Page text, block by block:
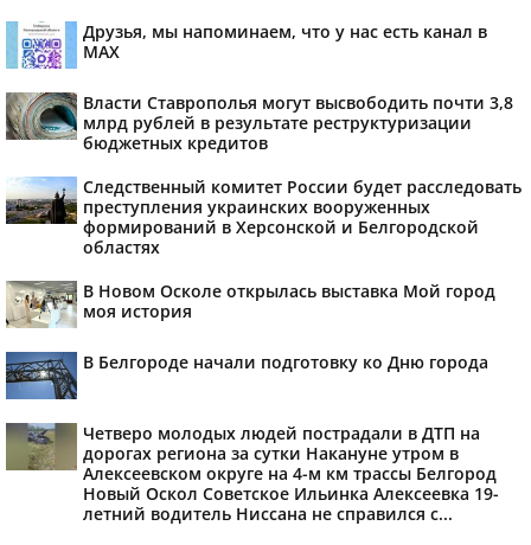
Друзья, мы напоминаем, что у нас есть канал в
МАХ
Власти Ставрополья могут высвободить почти 3,8
млрд рублей в результате реструктуризации
бюджетных кредитов
Следственный комитет России будет расследовать
преступления украинских вооруженных
формирований в Херсонской и Белгородской
областях
В Новом Осколе открылась выставка Мой город
моя история
В Белгороде начали подготовку ко Дню города
Четверо молодых людей пострадали в ДТП на
дорогах региона за сутки Накануне утром в
Алексеевском округе на 4-м км трассы Белгород
Новый Оскол Советское Ильинка Алексеевка 19-
летний водитель Ниссана не справился с...